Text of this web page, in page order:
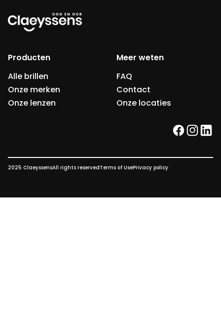
Producten
Alle brillen
Onze merken
Onze lenzen
Meer weten
FAQ
Contact
Onze locaties
facebook
2025 ClaeyssensAll rights reservedTerms of UsePrivacy policy